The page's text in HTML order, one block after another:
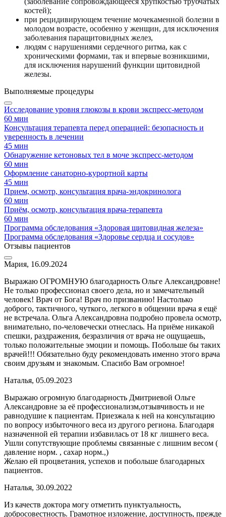
костей);
при рецидивирующем течение мочекаменной болезни в
молодом возрасте, особенно у женщин, для исключения
заболевания паращитовидных желез,
людям с нарушениями сердечного ритма, как с
хроническими формами, так и впервые возникшими,
для исключения нарушений функции щитовидной
железы.
Выполняемые процедуры
Исследование уровня глюкозы в крови экспресс-методом
60 мин
Консультация терапевта перед операцией: безопасность и
уверенность в лечении
45 мин
Обнаружение кетоновых тел в моче экспресс-методом
60 мин
Оформление санаторно-курортной карты
45 мин
Прием, осмотр, консультация врача-эндокринолога
60 мин
Приём, осмотр, консультация врача-терапевта
60 мин
Программа обследования «Здоровая щитовидная железа»
Программа обследования «Здоровье сердца и сосудов»
Отзывы пациентов
Мария, 16.09.2024
Выражаю ОГРОМНУЮ благодарность Ольге Александровне!
Не только профессионал своего дела, но и замечательный
человек! Врач от Бога! Врач по призванию! Настолько
доброго, тактичного, чуткого, легкого в общении врача я ещё
не встречала. Ольга Александровна подробно провела осмотр,
внимательно, по-человечески отнеслась. На приёме никакой
спешки, раздражения, безразличия от врача не ощущаешь,
только положительные эмоции и помощь. Побольше бы таких
врачей!!! Обязательно буду рекомендовать именно этого врача
своим друзьям и знакомым. Спасибо Вам огромное!
Наталья, 05.09.2023
Выражаю огромную благодарность Дмитриевой Ольге
Александровне за её профессионализм,отзывчивость и не
равнодушие к пациентам. Приезжала к ней на консультацию
по вопросу избыточного веса из другого региона. Благодаря
назначенной ей терапии избавилась от 18 кг лишнего веса.
Ушли сопутствующие проблемы связанные с лишним весом (
давление норм. , сахар норм.,)
Желаю ей процветания, успехов и побольше благодарных
пациентов.
Наталья, 30.09.2022
Из качеств доктора могу отметить пунктуальность,
добросовестность. Грамотное изложение, доступность, прежде